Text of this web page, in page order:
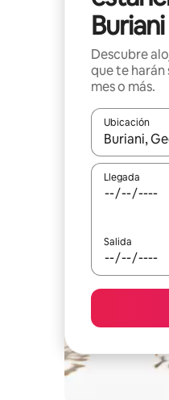
Buriani
Descubre
que te harán
mes o más.
Ubicación
Cuando los
Llegada
Salida